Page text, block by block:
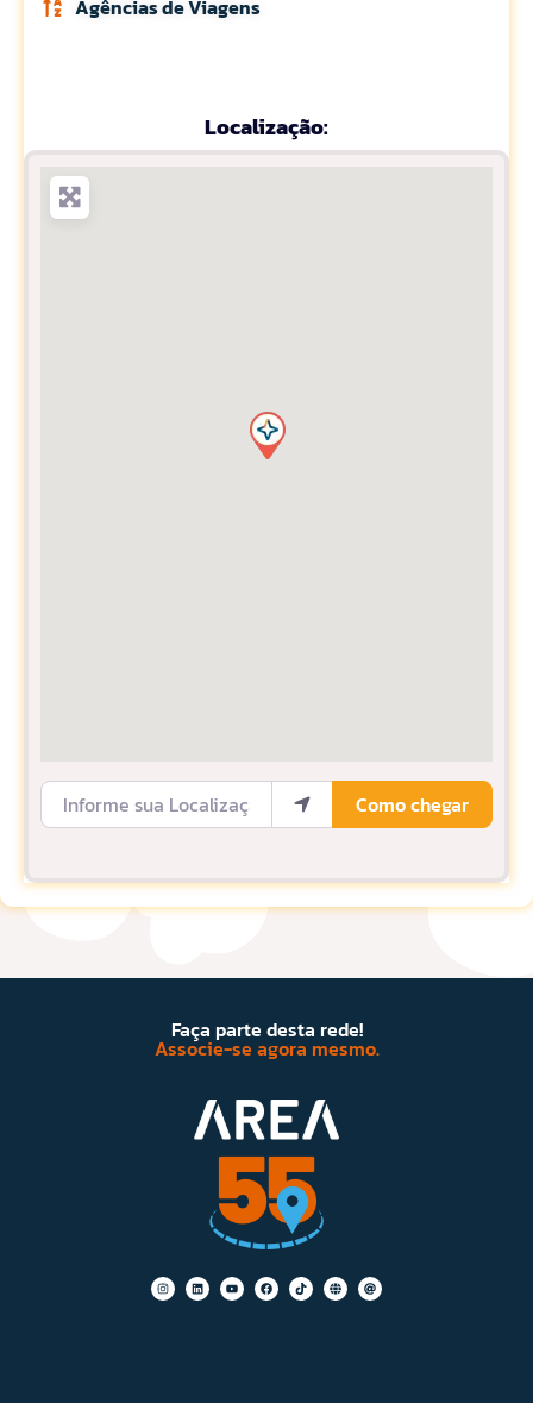
Agências de Viagens
Localização:
Informe sua Localização
Como chegar
Faça parte desta rede!
Associe-se agora mesmo.